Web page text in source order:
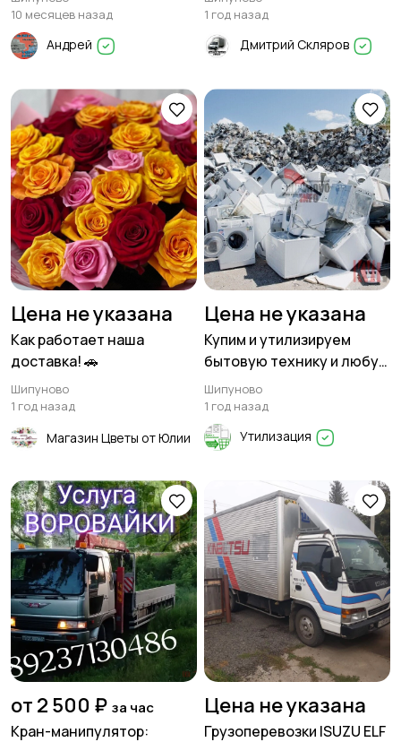
Шипуновскому району
10 месяцев назад
Андрей
1 год назад
Дмитрий Скляров
Цена не указана
Как работает наша
доставка! 🚗
Шипуново
1 год назад
Магазин Цветы от Юлии
Цена не указана
Купим и утилизируем
бытовую технику и любую
электронику
Шипуново
1 год назад
Утилизация
от 2 500 ₽ за час
Кран-манипулятор:
Цена не указана
Грузоперевозки ISUZU ELF